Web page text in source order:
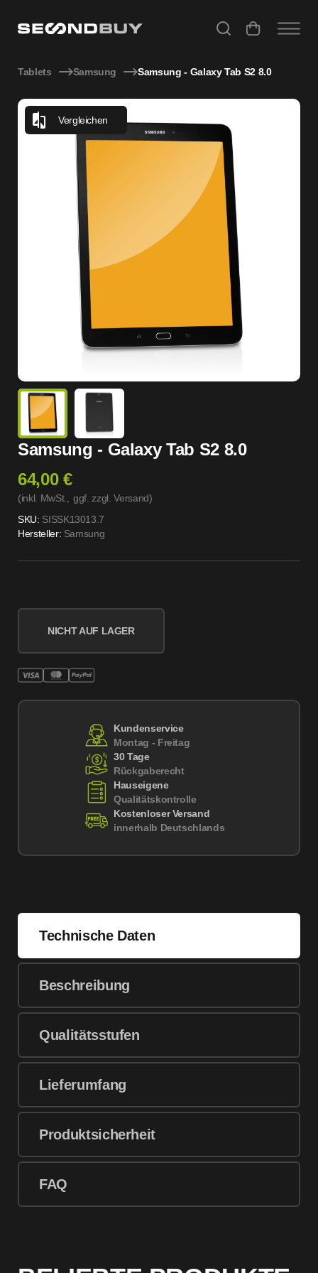
Tablets Samsung Samsung - Galaxy Tab S2 8.0
Vergleichen
Samsung - Galaxy Tab S2 8.0
64,00 €
(inkl. MwSt., ggf. zzgl. Versand)
SKU: SISSK13013.7
Hersteller: Samsung
NICHT AUF LAGER
Kundenservice
Montag - Freitag
30 Tage
Rückgaberecht
Hauseigene
Qualitätskontrolle
Kostenloser Versand
innerhalb Deutschlands
Technische Daten
Beschreibung
Qualitätsstufen
Lieferumfang
Produktsicherheit
FAQ